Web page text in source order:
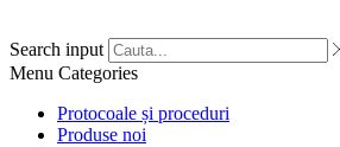
Search input
Menu Categories
Protocoale și proceduri
Produse noi